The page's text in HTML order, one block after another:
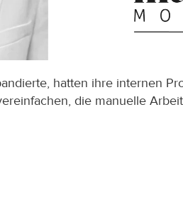
hatten ihre internen
die manuelle